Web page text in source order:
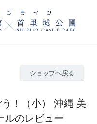
ショップへ戻る
！（小） 沖縄 美
ルのレビュー